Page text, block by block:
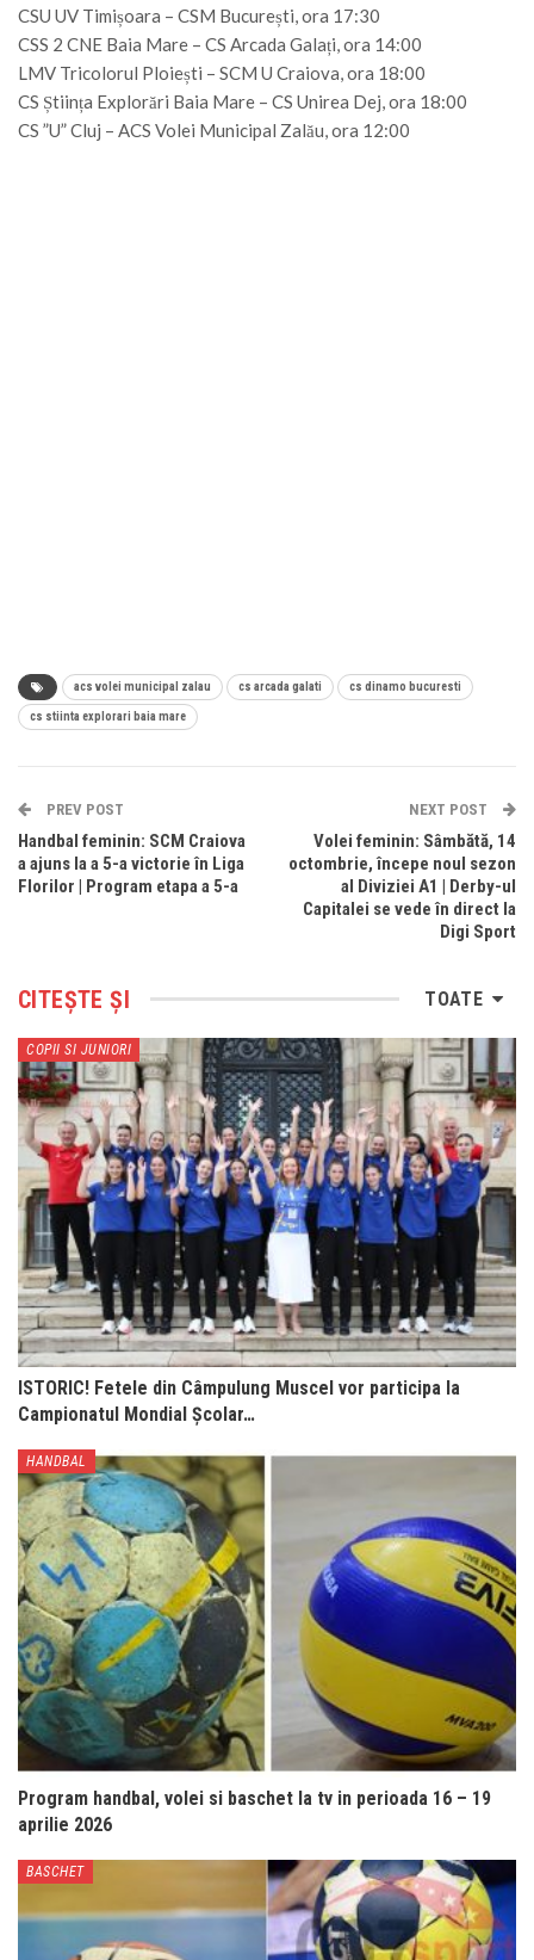
CSU UV Timișoara – CSM București, ora 17:30
CSS 2 CNE Baia Mare – CS Arcada Galați, ora 14:00
LMV Tricolorul Ploiești – SCM U Craiova, ora 18:00
CS Știința Explorări Baia Mare – CS Unirea Dej, ora 18:00
CS ”U” Cluj – ACS Volei Municipal Zalău, ora 12:00
acs volei municipal zalau cs arcada galati cs dinamo bucuresti
cs stiinta explorari baia mare
PREV POST
Handbal feminin: SCM Craiova
a ajuns la a 5-a victorie în Liga
Florilor | Program etapa a 5-a
NEXT POST
Volei feminin: Sâmbătă, 14
octombrie, începe noul sezon
al Diviziei A1 | Derby-ul
Capitalei se vede în direct la
Digi Sport
TOATE
CITEȘTE ȘI
COPII SI JUNIORI
ISTORIC! Fetele din Câmpulung Muscel vor participa la
Campionatul Mondial Școlar…
HANDBAL
Program handbal, volei si baschet la tv in perioada 16 – 19
aprilie 2026
BASCHET